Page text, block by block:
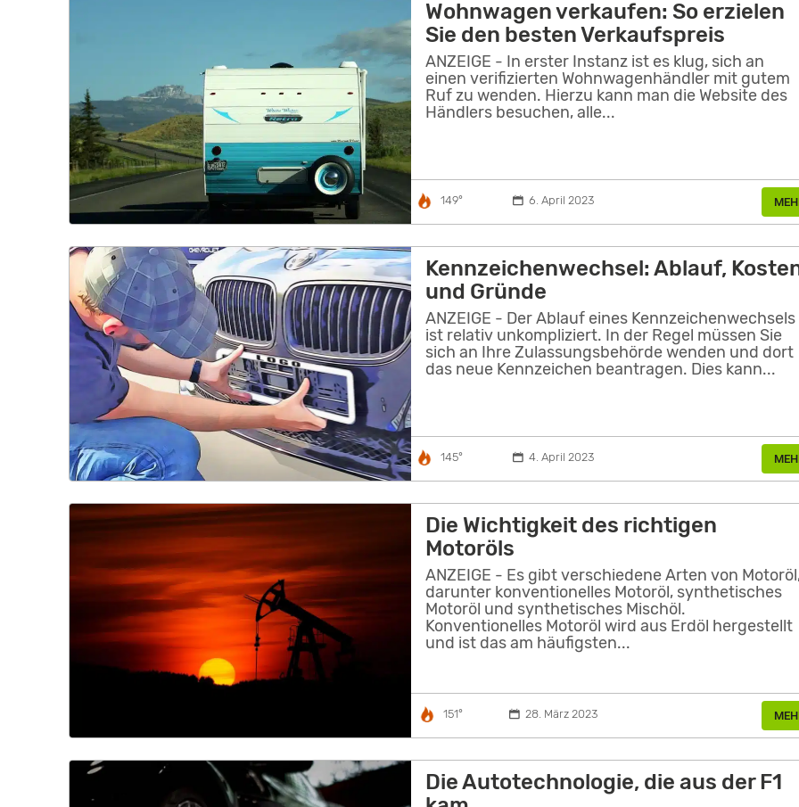
Wohnwagen verkaufen: So erzielen
Sie den besten Verkaufspreis
ANZEIGE - In erster Instanz ist es klug, sich an
einen verifizierten Wohnwagenhändler mit gutem
Ruf zu wenden. Hierzu kann man die Website des
Händlers besuchen, alle...
149° 6. April 2023
Kennzeichenwechsel: Ablauf,
und Gründe
ANZEIGE - Der Ablauf eines Kennzeichenwechsels
ist relativ unkompliziert. In der Regel müssen Sie
sich an Ihre Zulassungsbehörde wenden und dort
das neue Kennzeichen beantragen. Dies kann...
145° 4. April 2023
Die Wichtigkeit des richtigen
Motoröls
ANZEIGE - Es gibt verschiedene Arten von
darunter konventionelles Motoröl, synthetisches
Motoröl und synthetisches Mischöl.
Konventionelles Motoröl wird aus Erdöl hergestellt
und ist das am häufigsten...
151° 28. März 2023
Die Autotechnologie, die aus der F1